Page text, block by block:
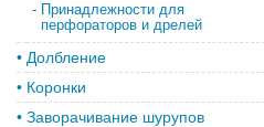
- Принадлежности для
перфораторов и дрелей
• Долбление
• Коронки
• Заворачивание шурупов